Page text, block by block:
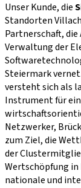
Unser Kunde, die
Standorten
Partnerschaft, die
Verwaltung der
Steiermark
versteht sich als
Instrument für
Netzwerker,
zum Ziel, die
der
Wertschöpfung in
nationale und